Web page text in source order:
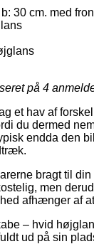
30 cm. med
på 4
et hav af
du dermed
endda den
bragt til
men
afhænger af
– hvid
ud på sin